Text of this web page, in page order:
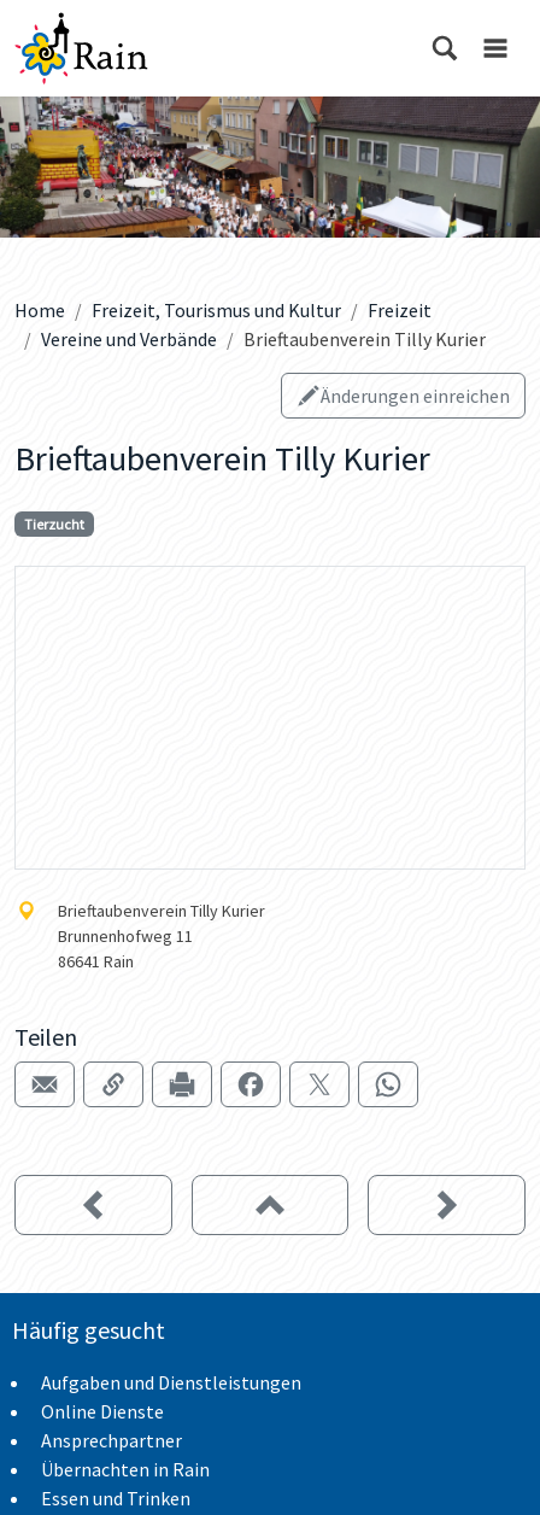
Home Freizeit, Tourismus und Kultur
Freizeit
Vereine und Verbände
Brieftaubenverein Tilly Kurier
Änderungen einreichen
Brieftaubenverein Tilly Kurier
Tierzucht
Brieftaubenverein Tilly Kurier
Brunnenhofweg 11
86641 Rain
Teilen
Häufig gesucht
Aufgaben und Dienstleistungen
Online Dienste
Ansprechpartner
Übernachten in Rain
Essen und Trinken